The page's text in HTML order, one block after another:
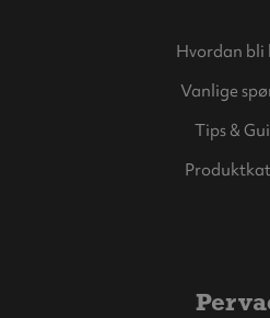
Hvordan bli
Vanlige
Tips &